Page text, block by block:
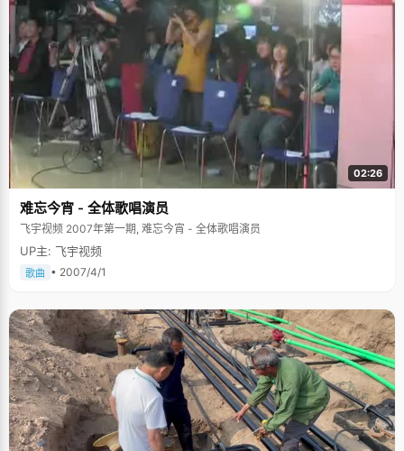
02:26
难忘今宵 - 全体歌唱演员
飞宇视频 2007年第一期, 难忘今宵 - 全体歌唱演员
UP主: 飞宇视频
歌曲 • 2007/4/1